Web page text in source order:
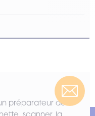
préparateur de
scanner, la